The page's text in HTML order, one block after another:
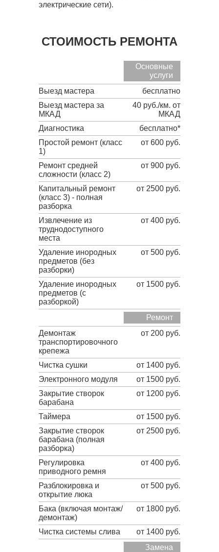
электрические сети).
СТОИМОСТЬ РЕМОНТА
Основные
услуги
Выезд мастера
бесплатно
Выезд мастера за
МКАД
40 руб./км. от
МКАД
Диагностика
бесплатно*
Простой ремонт (класс
1)
от 600 руб.
Ремонт средней
сложности (класс 2)
от 900 руб.
Капитальный ремонт
(класс 3) - полная
разборка
от 2500 руб.
Извлечение из
труднодоступного
места
от 400 руб.
Удаление инородных
предметов (без
разборки)
от 500 руб.
Удаление инородных
предметов (с
разборкой)
от 1500 руб.
Ремонт
Демонтаж
транспортировочного
крепежа
от 200 руб.
Чистка сушки
от 1400 руб.
Электронного модуля
от 1500 руб.
Закрытие створок
барабана
от 1200 руб.
Таймера
от 1500 руб.
Закрытие створок
барабана (полная
разборка)
от 2500 руб.
Регулировка
приводного ремня
от 400 руб.
Разблокировка и
открытие люка
от 500 руб.
Бака (включая монтаж/
демонтаж)
от 1800 руб.
Чистка системы слива
от 1400 руб.
Замена